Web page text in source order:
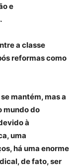
e
a classe
reformas como
mantém, mas a
mundo do
à
uma
há uma enorme
de fato, ser